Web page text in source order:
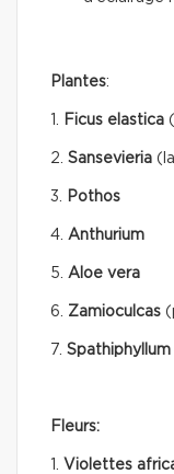
Plantes:
1. Ficus elastica
2. Sansevieria
3. Pothos
4. Anthurium
5. Aloe vera
6. Zamioculcas
7. Spathiphyllum
Fleurs:
1. Violettes